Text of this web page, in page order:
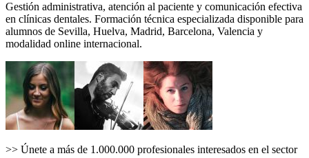
Gestión administrativa, atención al paciente y comunicación efectiva
en clínicas dentales. Formación técnica especializada disponible para
alumnos de Sevilla, Huelva, Madrid, Barcelona, Valencia y
modalidad online internacional.
>> Únete a más de 1.000.000 profesionales interesados en el sector